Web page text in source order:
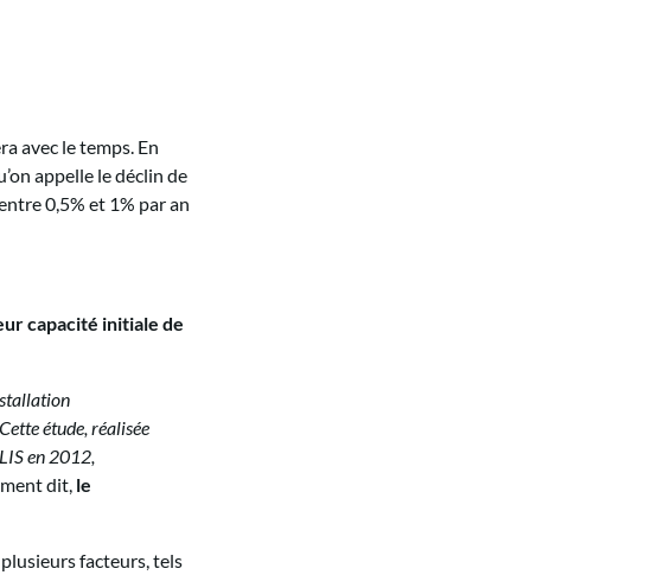
avec le temps. En
appelle le déclin de
0,5% et 1% par an
capacité initiale de
étude, réalisée
en 2012,
dit, le
facteurs, tels